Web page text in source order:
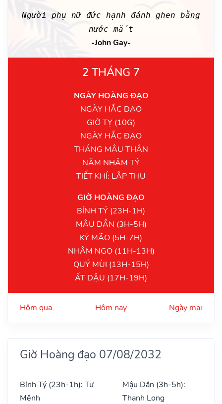
Người phụ nữ đức hạnh đánh ghen bằng
nước mắt
-John Gay-
2 THÁNG 7
NGÀY HOÀNG ĐẠO
NGÀY HẮC ĐẠO
GIỜ TỴ (10G)
NGÀY HẮC ĐẠO
THÁNG MẬU THÂN
NĂM NHÂM TÝ
TIẾT KHÍ: LẬP THU
GIỜ HOÀNG ĐẠO
BÍNH TÝ (23H-1H)
MẬU DẦN (3H-5H)
KỶ MÃO (5H-7H)
NHÂM NGỌ (11H-13H)
QUÝ MÙI (13H-15H)
ẤT DẬU (17H-19H)
Hôm qua Hôm nay Ngày mai
Giờ Hoàng đạo 07/08/2032
Bính Tý (23h-1h): Tư
Mệnh
Mậu Dần (3h-5h):
Thanh Long